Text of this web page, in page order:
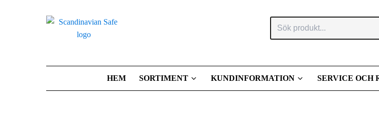
produkt:
HEM SORTIMENT KUNDINFORMATION SERVICE OCH